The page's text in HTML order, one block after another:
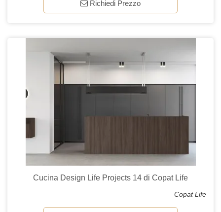
Richiedi Prezzo
Cucina Design Life Projects 14 di Copat Life
Copat Life